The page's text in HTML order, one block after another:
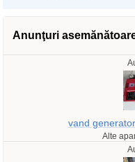
Anunţuri
vand
Alte